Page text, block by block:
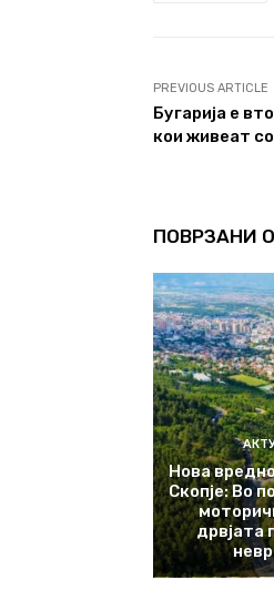
PREVIOUS ARTICLE
Бугарија е
кои живеат
ПОВРЗАНИ
Нова
Скопје: Во
дрвјата